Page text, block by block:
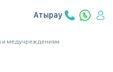
Атырау
и медучреждениям